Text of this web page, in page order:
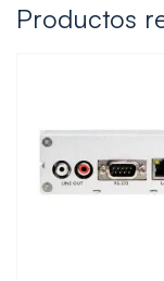
Productos